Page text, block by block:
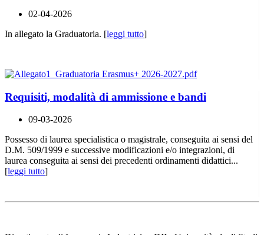
02-04-2026
In allegato la Graduatoria. [leggi tutto]
Requisiti, modalità di ammissione e bandi
09-03-2026
Possesso di laurea specialistica o magistrale, conseguita ai sensi del
D.M. 509/1999 e successive modificazioni e/o integrazioni, di
laurea conseguita ai sensi dei precedenti ordinamenti didattici...
[leggi tutto]